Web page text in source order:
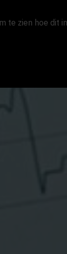
te zien hoe dit